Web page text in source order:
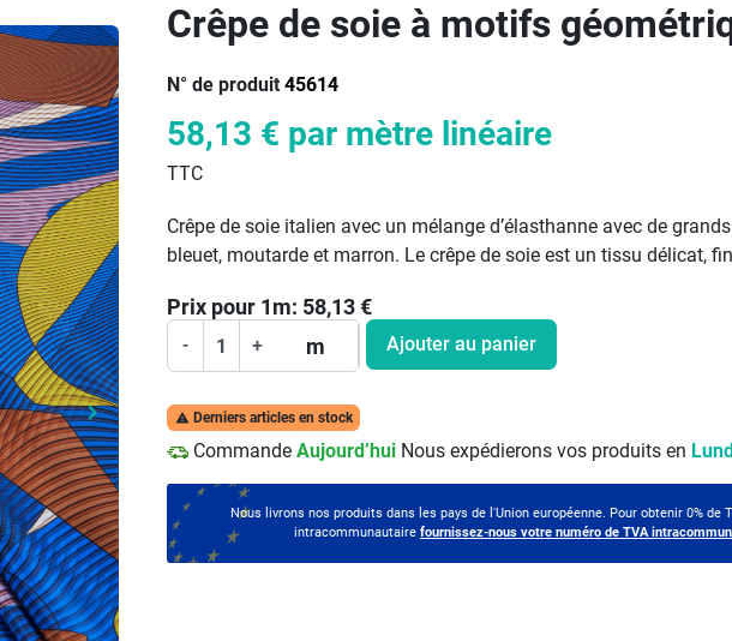
Prochain
keyboard_arrow_right
Crêpe de soie à motifs
N° de produit 45614
58,13 € par mètre linéaire
TTC
Crêpe de soie italien avec un mélange d’élasthanne avec de
bleuet, moutarde et marron. Le crêpe de soie est un tissu délicat,
Prix pour 1m: 58,13€
- + m Ajouter au panier
 Derniers articles en stock
Commande Aujourd’hui Nous expédierons vos produits en
Nous livrons nos produits dans les pays de l'Union européenne. Pour obtenir 0% de
intracommunautaire fournissez-nous votre numéro de TVA